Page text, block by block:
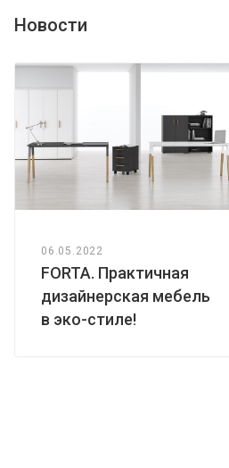
внутри кромки, что придает ей
На всех дверцах имеются
металлические ручки.
прочными силовыми креплениями
стяжками. Регулируемые по
шкафу устойчивость на неровном
Новости
06.05.2022
FORTA. Практичная
дизайнерская мебель
в эко-стиле!